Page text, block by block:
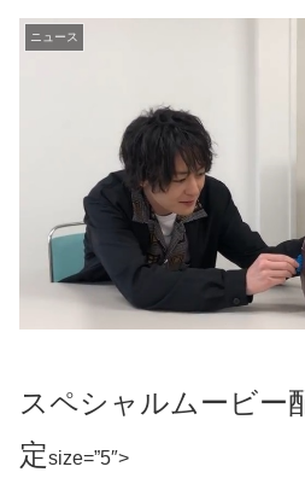
ニュース
スペシャルムービー
定size=”5″>